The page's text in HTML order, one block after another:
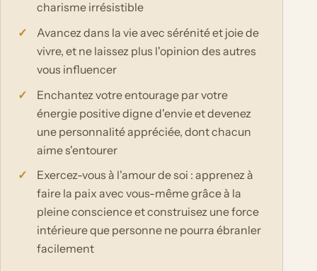
charisme irrésistible
Avancez dans la vie avec sérénité et joie de
vivre, et ne laissez plus l'opinion des autres
vous influencer
Enchantez votre entourage par votre
énergie positive digne d'envie et devenez
une personnalité appréciée, dont chacun
aime s'entourer
Exercez-vous à l'amour de soi : apprenez à
faire la paix avec vous-même grâce à la
pleine conscience et construisez une force
intérieure que personne ne pourra ébranler
facilement